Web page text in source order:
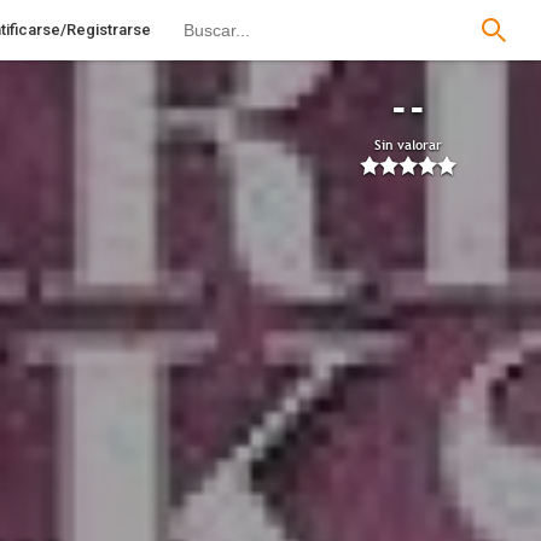
Registrarse
--
Sin valorar